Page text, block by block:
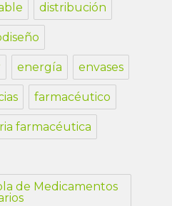
distribución
energía envases
farmacéutico
farmacéutica
de Medicamentos